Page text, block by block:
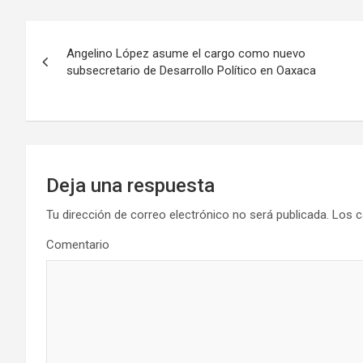
de
Angelino López asume el cargo como nuevo
subsecretario de Desarrollo Político en Oaxaca
Deja una respuesta
Tu dirección de correo electrónico no será publicada. Los
Comentario